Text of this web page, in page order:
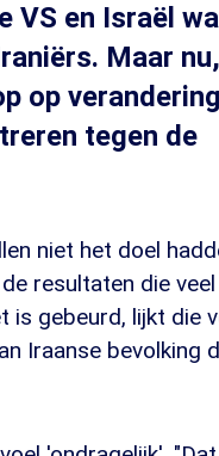
VS en Israël
Maar
op
tegen de
niet het doel
resultaten die
is gebeurd, lijkt die
Iraanse bevolking